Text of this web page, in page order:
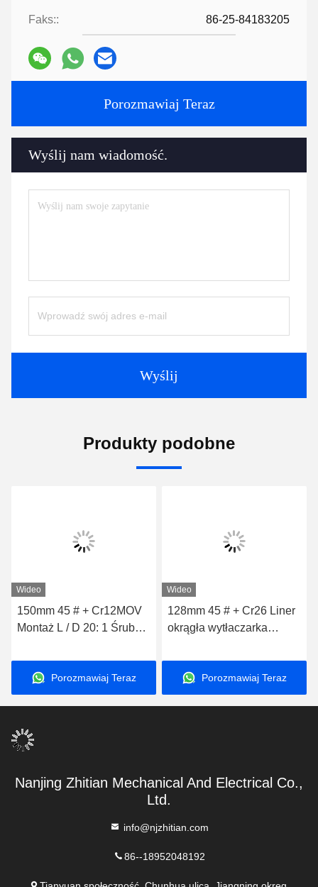
Faks:: 86-25-84183205
Porozmawiaj Teraz
Wyślij nam wiadomość.
Wyślij
Produkty podobne
Wideo
150mm 45 # + Cr12MOV
Montaż L / D 20: 1 Śruby i
zamiennych do ekstrudera
do przekąsek dla ryb
Porozmawiaj Teraz
Wideo
128mm 45 # + Cr26 Liner
okrągła wytłaczarka
spożywcze części
zamienne do maszyn
wysoka odporna na
Porozmawiaj Teraz
Nanjing Zhitian Mechanical And Electrical Co.,
Ltd.
info@njzhitian.com
86--18952048192